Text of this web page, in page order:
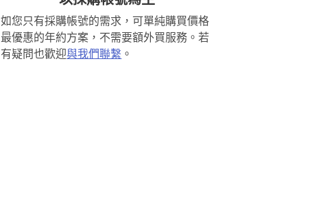
如您只有採購帳號的需求，可單純購買價格
最優惠的年約方案，不需要額外買服務。若
有疑問也歡迎與我們聯繫 。